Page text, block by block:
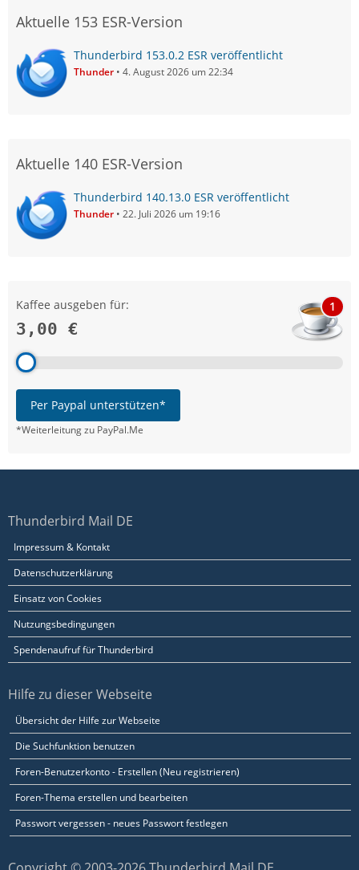
Aktuelle 153 ESR-Version
Thunderbird 153.0.2 ESR veröffentlicht
Thunder 4. August 2026 um 22:34
Aktuelle 140 ESR-Version
Thunderbird 140.13.0 ESR veröffentlicht
Thunder 22. Juli 2026 um 19:16
Kaffee ausgeben für:
3,00 €
1
Per Paypal unterstützen*
*Weiterleitung zu PayPal.Me
Thunderbird Mail DE
Impressum & Kontakt
Datenschutzerklärung
Einsatz von Cookies
Nutzungsbedingungen
Spendenaufruf für Thunderbird
Hilfe zu dieser Webseite
Übersicht der Hilfe zur Webseite
Die Suchfunktion benutzen
Foren-Benutzerkonto - Erstellen (Neu registrieren)
Foren-Thema erstellen und bearbeiten
Passwort vergessen - neues Passwort festlegen